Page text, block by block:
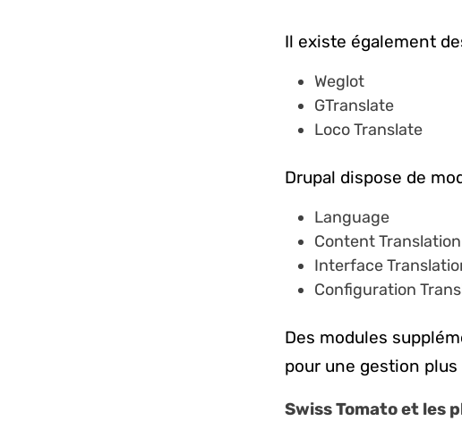
Il existe également
Weglot
GTranslate
Loco Translate
Drupal dispose de
Language
Content Translation
Interface
Configuration
Des modules
pour une gestion
Swiss Tomato et les